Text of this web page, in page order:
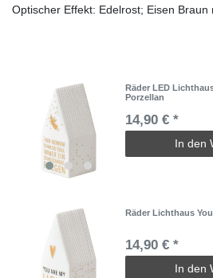
Optischer Effekt: Edelrost; Eisen Braun
Räder LED
Porzellan
14,90 € *
In den
Räder Lichthaus
14,90 € *
In den